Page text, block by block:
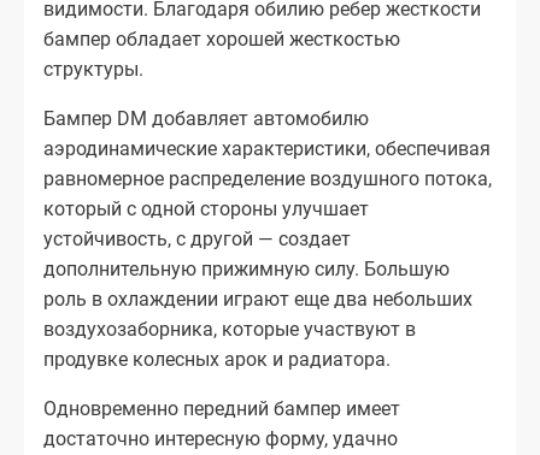
видимости. Благодаря обилию ребер жесткости
бампер обладает хорошей жесткостью
структуры.
Бампер DM добавляет автомобилю
аэродинамические характеристики, обеспечивая
равномерное распределение воздушного потока,
который с одной стороны улучшает
устойчивость, с другой — создает
дополнительную прижимную силу. Большую
роль в охлаждении играют еще два небольших
воздухозаборника, которые участвуют в
продувке колесных арок и радиатора.
Одновременно передний бампер имеет
достаточно интересную форму, удачно